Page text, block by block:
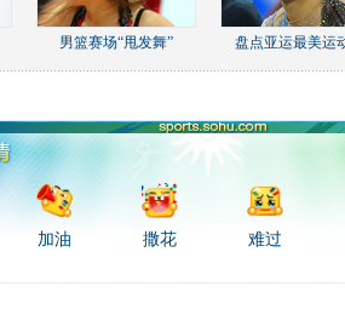
男篮赛场“甩发舞” 盘点亚运最美运
加油 撒花 难过